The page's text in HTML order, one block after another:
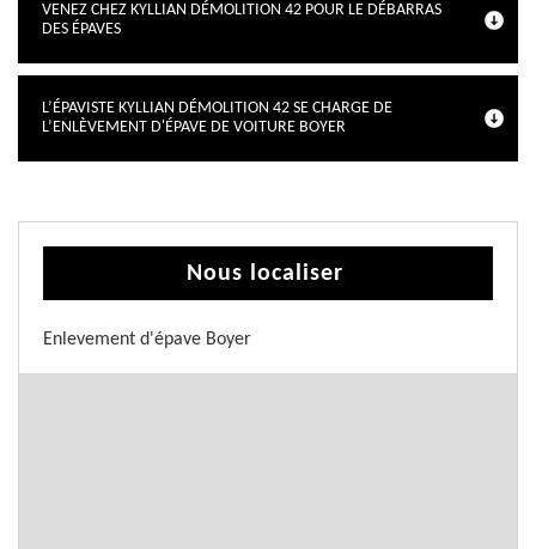
VENEZ CHEZ KYLLIAN DÉMOLITION 42 POUR LE DÉBARRAS
DES ÉPAVES
L’ÉPAVISTE KYLLIAN DÉMOLITION 42 SE CHARGE DE
L’ENLÈVEMENT D'ÉPAVE DE VOITURE BOYER
Nous localiser
Enlevement d'épave Boyer